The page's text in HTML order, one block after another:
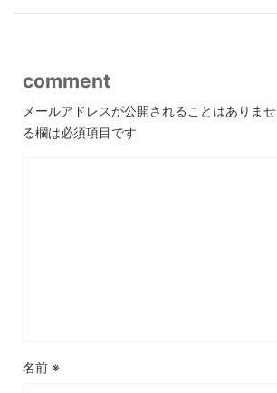
comment
メールアドレスが公開されることはありませ
る欄は必須項目です
名前 ※